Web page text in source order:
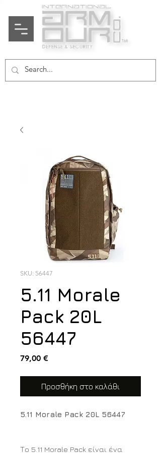
SKU: 56447
5.11 Morale
Pack 20L
56447
79,00 €Τιμή
Προσθήκη στο καλάθι
5.11 Morale Pack 20L 56447
Το 5.11 Morale Pack είναι ένα